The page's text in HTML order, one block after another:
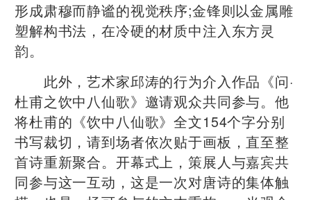
形成肃穆而静谧的视觉秩序;金锋则以金属雕
塑解构书法，在冷硬的材质中注入东方灵
韵。
此外，艺术家邱涛的行为介入作品《问·
杜甫之饮中八仙歌》邀请观众共同参与。他
将杜甫的《饮中八仙歌》全文154个字分别
书写裁切，请到场者依次贴于画板，直至整
首诗重新聚合。开幕式上，策展人与嘉宾共
同参与这一互动，这是一次对唐诗的集体触